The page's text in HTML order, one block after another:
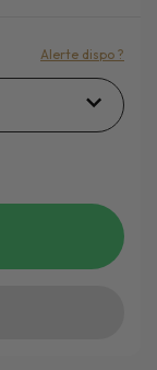
Alerte dispo ?